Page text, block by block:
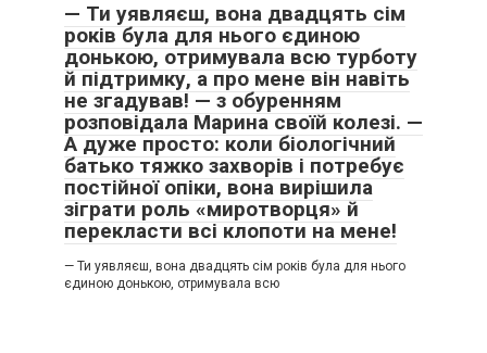
— Ти уявляєш, вона двадцять сім
років була для нього єдиною
донькою, отримувала всю турботу
й підтримку, а про мене він навіть
не згадував! — з обуренням
розповідала Марина своїй колезі. —
А дуже просто: коли біологічний
батько тяжко захворів і потребує
постійної опіки, вона вирішила
зіграти роль «миротворця» й
перекласти всі клопоти на мене!
— Ти уявляєш, вона двадцять сім років була для нього
єдиною донькою, отримувала всю